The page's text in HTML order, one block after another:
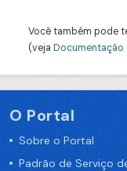
Você também pode
(veja Documentação
O Portal
Sobre o Portal
Padrão de Serviço